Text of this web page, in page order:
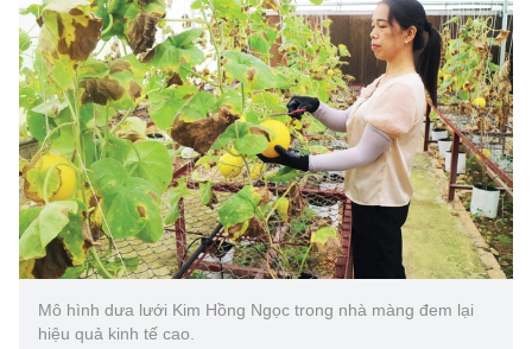
Mô hình dưa lưới Kim Hồng Ngọc trong nhà màng đem lại
hiệu quả kinh tế cao.